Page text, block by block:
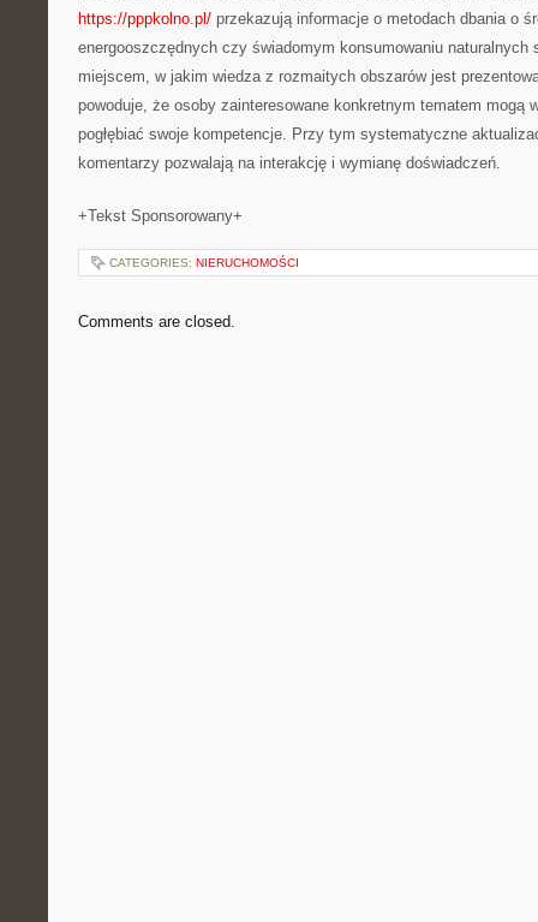
https://pppkolno.pl/ przekazują informacje o metodach dbania o
energooszczędnych czy świadomym konsumowaniu naturalnych
miejscem, w jakim wiedza z rozmaitych obszarów jest
powoduje, że osoby zainteresowane konkretnym tematem mogą
pogłębiać swoje kompetencje. Przy tym systematyczne
komentarzy pozwalają na interakcję i wymianę doświadczeń.
+Tekst Sponsorowany+
CATEGORIES: NIERUCHOMOŚCI
Comments are closed.